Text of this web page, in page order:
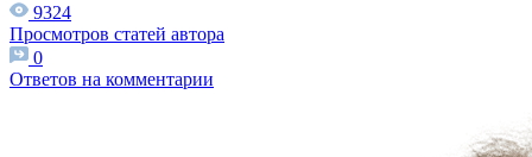
9324
Просмотров статей автора
0
Ответов на комментарии